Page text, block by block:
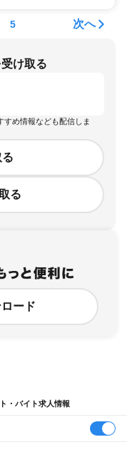
5 次へ
け取る
すめ情報なども配信しま
る
ード
・バイト求人情報